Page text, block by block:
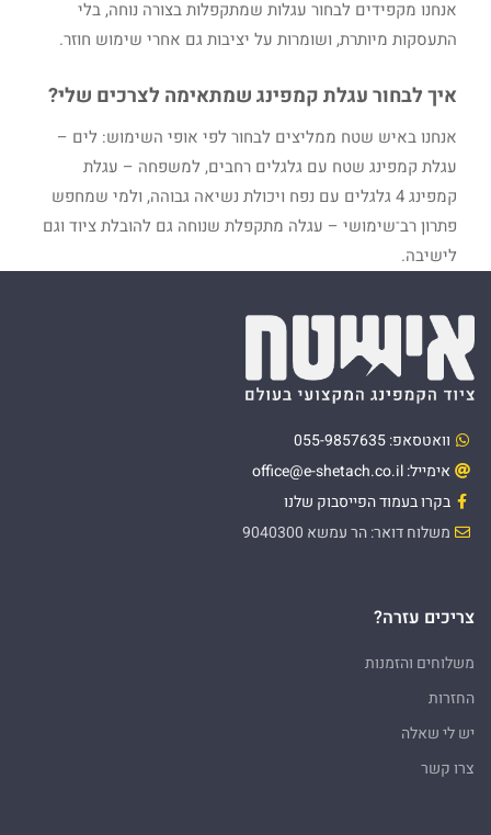
אנחנו מקפידים לבחור עגלות שמתקפלות בצורה נוחה, בלי
התעסקות מיותרת, ושומרות על יציבות גם אחרי שימוש חוזר.
איך לבחור עגלת קמפינג שמתאימה לצרכים שלי?
אנחנו באיש שטח ממליצים לבחור לפי אופי השימוש: לים –
עגלת קמפינג שטח עם גלגלים רחבים, למשפחה – עגלת
קמפינג 4 גלגלים עם נפח ויכולת נשיאה גבוהה, ולמי שמחפש
פתרון רב־שימושי – עגלה מתקפלת שנוחה גם להובלת ציוד וגם
לישיבה.
וואטסאפ: 055-9857635
אימייל: office@e-shetach.co.il
בקרו בעמוד הפייסבוק שלנו
משלוח דואר: הר עמשא 9040300
צריכים עזרה?
משלוחים והזמנות
החזרות
יש לי שאלה
צרו קשר